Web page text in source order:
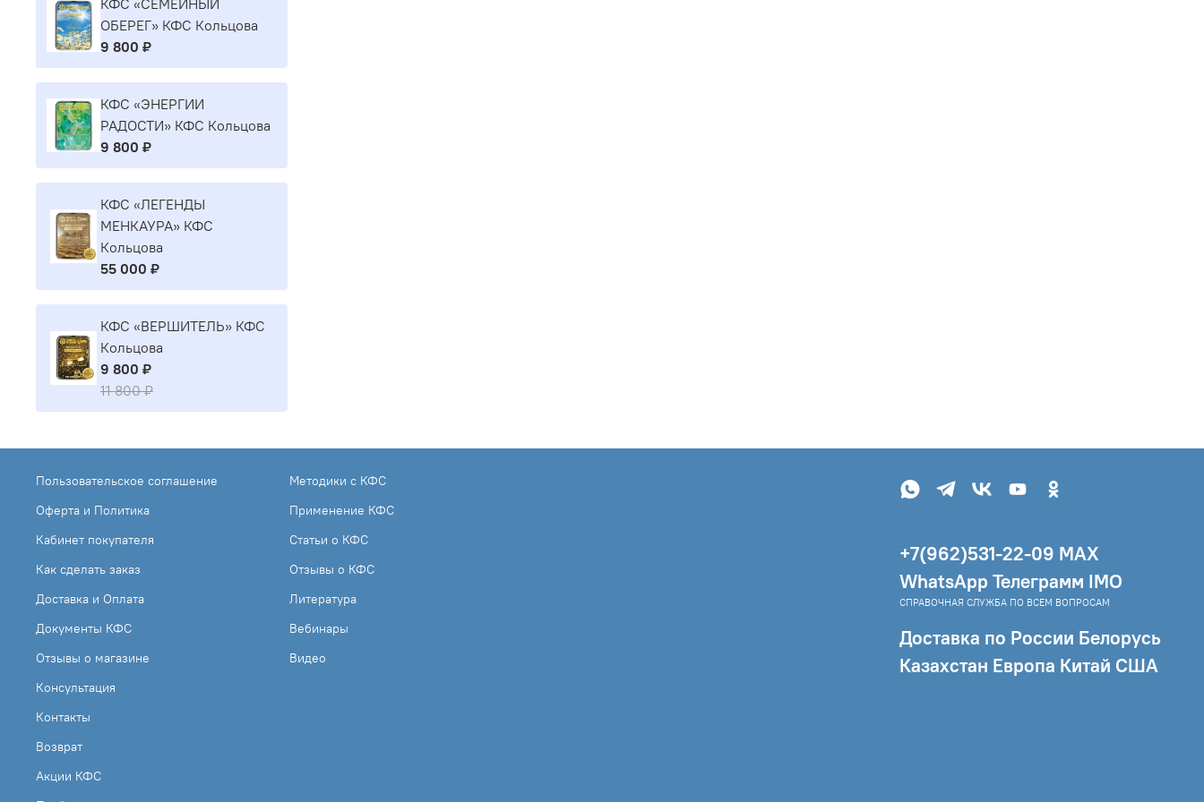
ОБЕРЕГ» КФС Кольцова
9 800 ₽
КФС «ЭНЕРГИИ
РАДОСТИ» КФС Кольцова
9 800 ₽
КФС «ЛЕГЕНДЫ
МЕНКАУРА» КФС
Кольцова
55 000 ₽
КФС «ВЕРШИТЕЛЬ» КФС
Кольцова
9 800 ₽
11 800 ₽
Пользовательское соглашение
Оферта и Политика
Кабинет покупателя
Как сделать заказ
Доставка и Оплата
Документы КФС
Отзывы о магазине
Консультация
Контакты
Возврат
Акции КФС
Методики с КФС
Применение КФС
Статьи о КФС
Отзывы о КФС
Литература
Вебинары
Видео
+7(962)531-22-09 МAX
WhatsApp Телеграмм IMO
СПРАВОЧНАЯ СЛУЖБА ПО ВСЕМ ВОПРОСАМ
Доставка по России Белорусь
Казахстан Европа Китай США